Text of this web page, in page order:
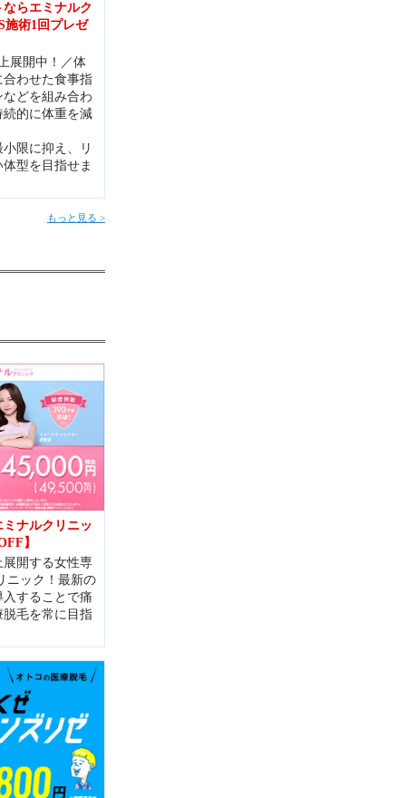
らエミナルク
施術1回プレゼ
展開中！／体
わせた食事指
どを組み合わ
的に体重を減
限に抑え、リ
型を目指せま
もっと見る >
ミナルクリニッ
】
展開する女性専
ニック！最新の
することで痛
毛を常に目指